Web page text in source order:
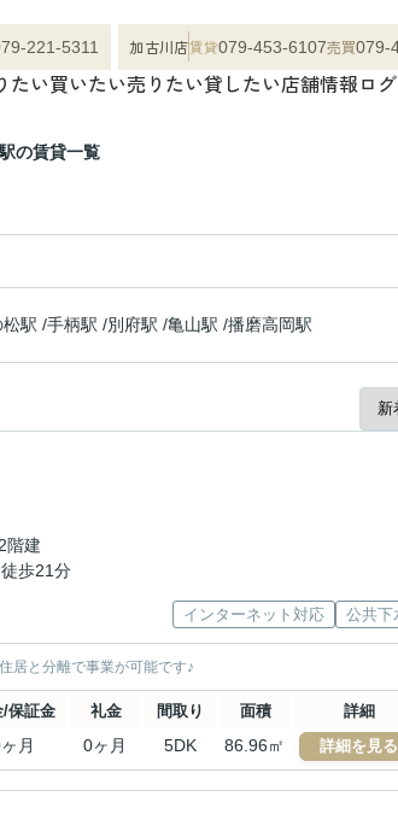
221-5311 加古川店賃貸079-453-6107売買079-
たい買いたい売りたい貸したい店舗情報ロ
の賃貸一覧
駅 /手柄駅 /別府駅 /亀山駅 /播磨高岡駅
階建
徒歩21分
インターネット対応 公共下
居と分離で事業が可能です♪
/保証金 礼金 間取り 面積 詳細
月 0ヶ月 5DK 86.96㎡ 詳細を見る